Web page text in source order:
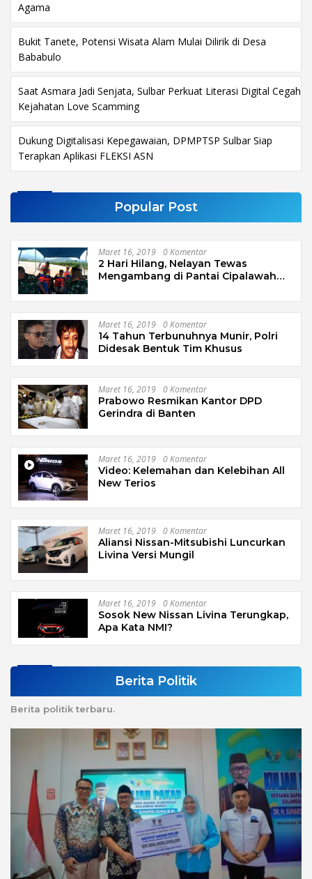
Agama
Bukit Tanete, Potensi Wisata Alam Mulai Dilirik di Desa
Bababulo
Saat Asmara Jadi Senjata, Sulbar Perkuat Literasi Digital Cegah
Kejahatan Love Scamming
Dukung Digitalisasi Kepegawaian, DPMPTSP Sulbar Siap
Terapkan Aplikasi FLEKSI ASN
Popular Post
Maret 16, 2019 0 Komentar
2 Hari Hilang, Nelayan Tewas
Mengambang di Pantai Cipalawah
Maret 16, 2019 0 Komentar
14 Tahun Terbunuhnya Munir, Polri
Didesak Bentuk Tim Khusus
Maret 16, 2019 0 Komentar
Prabowo Resmikan Kantor DPD
Gerindra di Banten
Maret 16, 2019 0 Komentar
Video: Kelemahan dan Kelebihan All
New Terios
Maret 16, 2019 0 Komentar
Aliansi Nissan-Mitsubishi Luncurkan
Livina Versi Mungil
Maret 16, 2019 0 Komentar
Sosok New Nissan Livina Terungkap,
Apa Kata NMI?
Berita Politik
Berita politik terbaru.